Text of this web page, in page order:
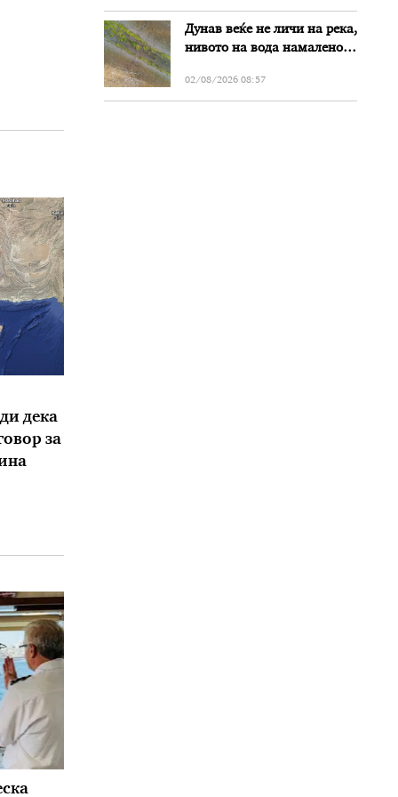
дека
за
Дунав веќе не личи на река,
нивото на вода намалено
Бугарија
02/08/2026 08:57